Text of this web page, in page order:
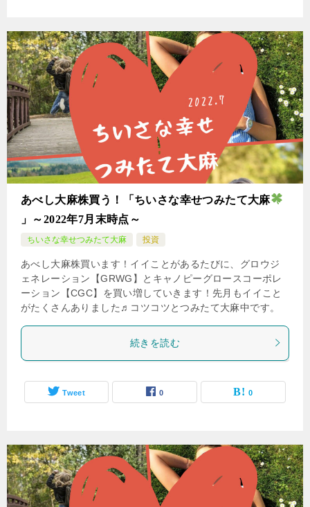
あべし大麻株買う！「ちいさな幸せつみたて大麻
」～2022年7月末時点～
ちいさな幸せつみたて大麻 投資
あべし大麻株買います！イイことがあるたびに、グロウジ
ェネレーション【GRWG】とキャノピーグロースコーポレ
ーション【CGC】を買い増していきます！先月もイイこと
がたくさんありました♬コツコツとつみたて大麻中です。
続きを読む
Tweet 0 0